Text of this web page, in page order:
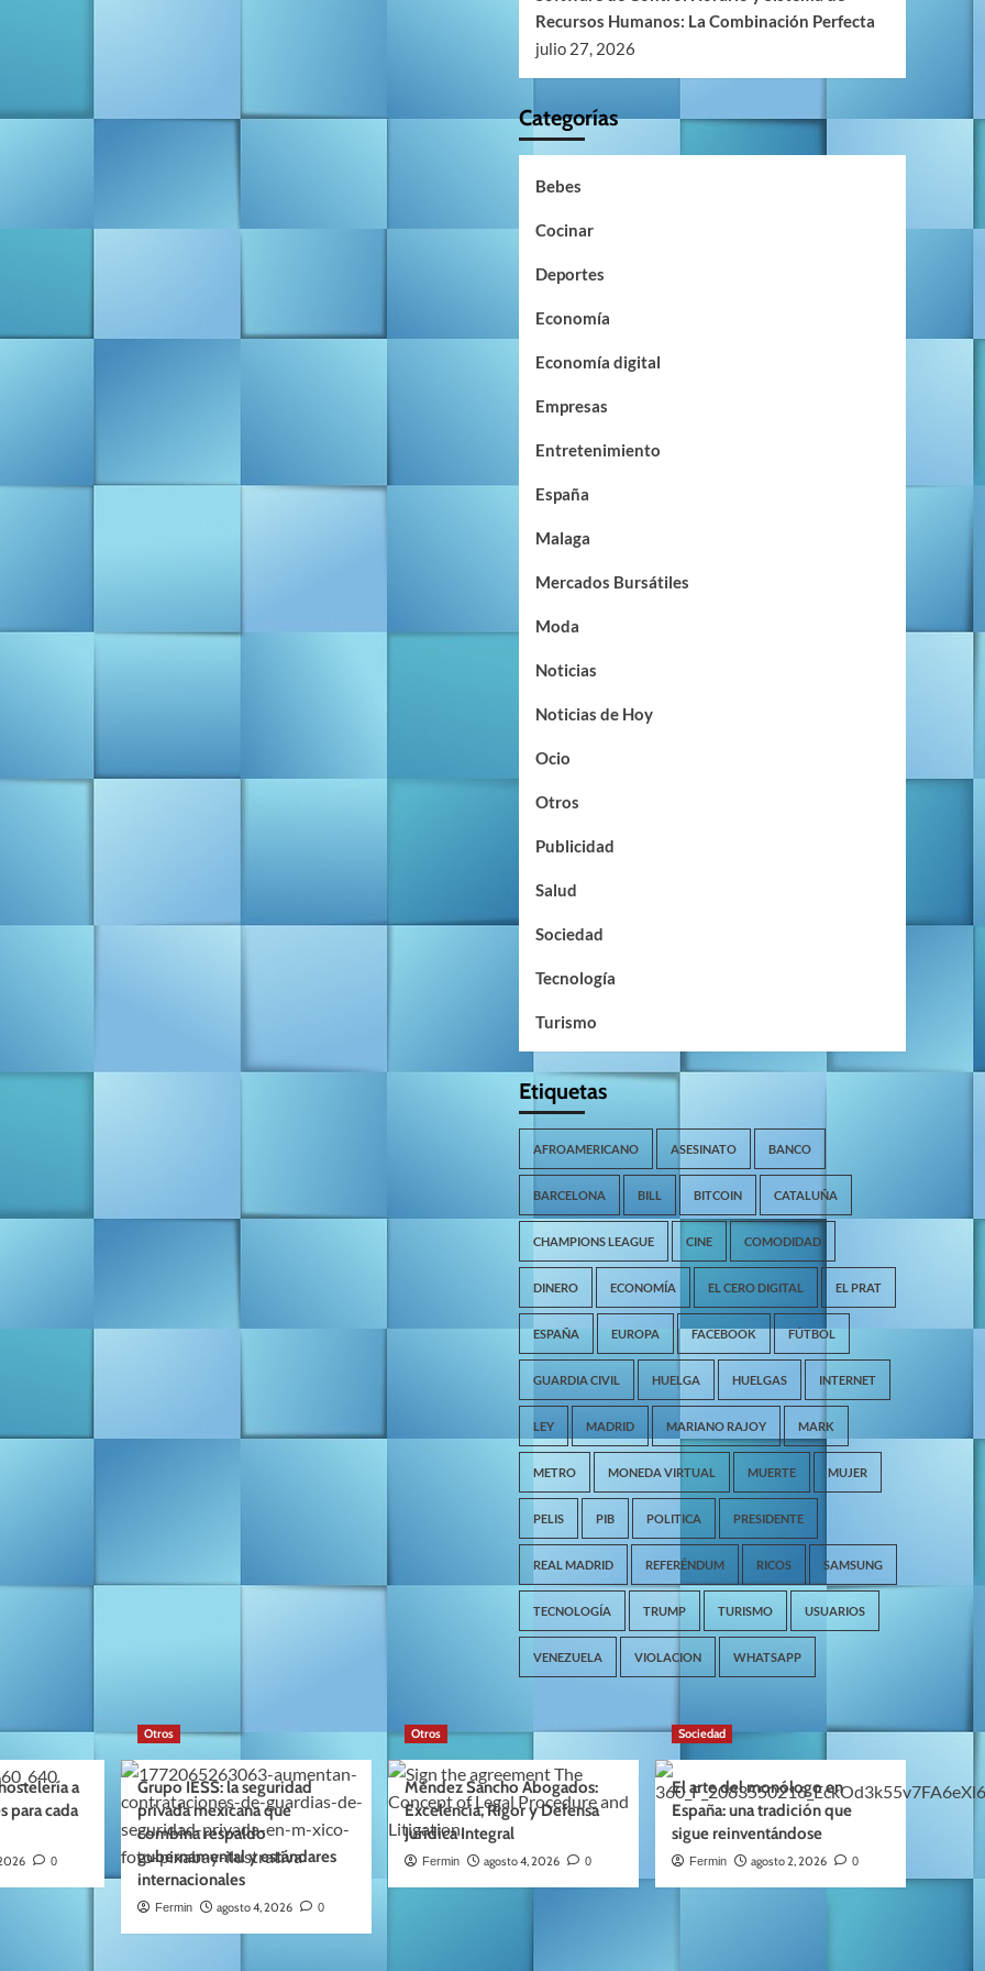
Recursos Humanos: La Combinación Perfecta
julio 27, 2026
Categorías
Bebes
Cocinar
Deportes
Economía
Economía digital
Empresas
Entretenimiento
España
Malaga
Mercados Bursátiles
Moda
Noticias
Noticias de Hoy
Ocio
Otros
Publicidad
Salud
Sociedad
Tecnología
Turismo
Etiquetas
AFROAMERICANO ASESINATO BANCO
BARCELONA BILL BITCOIN CATALUÑA
CHAMPIONS LEAGUE CINE COMODIDAD
DINERO ECONOMÍA EL CERO DIGITAL EL PRAT
ESPAÑA EUROPA FACEBOOK FÚTBOL
GUARDIA CIVIL HUELGA HUELGAS INTERNET
LEY MADRID MARIANO RAJOY MARK
METRO MONEDA VIRTUAL MUERTE MUJER
PELIS PIB POLITICA PRESIDENTE
REAL MADRID REFERÉNDUM RICOS SAMSUNG
TECNOLOGÍA TRUMP TURISMO USUARIOS
VENEZUELA VIOLACION WHATSAPP
a
para cada
0
Otros
Grupo IESS: la seguridad
privada mexicana que
combina respaldo
gubernamental y estándares
internacionales
Fermin agosto 4, 2026 0
Otros
Méndez Sancho Abogados:
Excelencia, Rigor y Defensa
Jurídica Integral
Fermin agosto 4, 2026 0
Sociedad
El arte del monólogo en
España: una tradición que
sigue reinventándose
Fermin agosto 2, 2026 0